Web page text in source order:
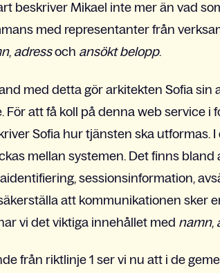
beskriver Mikael inte mer än vad
med representanter från
, adressoch ansökt belopp.
med detta gör arkitekten Sofia
För att få koll på denna web service i
Sofia hur tjänsten ska utformas.
mellan systemen. Det finns
sessionsinformation,
att kommunikationen sker
vi det viktiga innehållet med namn,
från riktlinje 1 ser vi nu att i de